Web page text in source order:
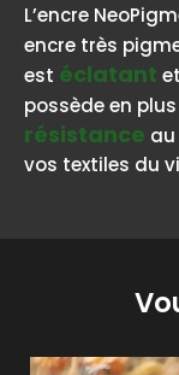
L’encre
encre très
est éclatant et
possède en
résistance
vos textiles du